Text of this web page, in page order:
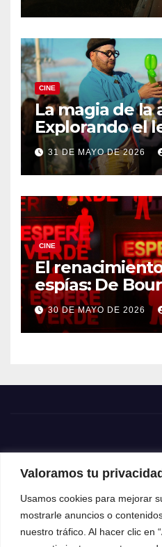
Valoramos tu
Usamos cookies para mejorar
mostrarle anuncios o
nuestro tráfico. Al hacer clic en
CINE
La magia de la
Explorando el
DreamWorks
31 DE MAYO DE 2026
CINE
El
espías: De
Treadstone
30 DE MAYO DE 2026